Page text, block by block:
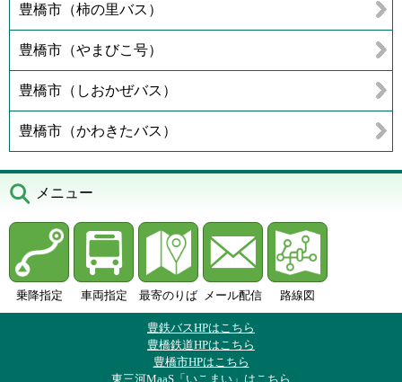
豊橋市（柿の里バス）
豊橋市（やまびこ号）
豊橋市（しおかぜバス）
豊橋市（かわきたバス）
メニュー
乗降指定 車両指定 最寄のりば メール配信 路線図
豊鉄バスHPはこちら
豊橋鉄道HPはこちら
豊橋市HPはこちら
東三河MaaS「いこまい」はこちら